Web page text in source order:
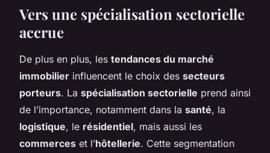
Vers une spécialisation sectorielle
accrue
De plus en plus, les tendances du marché
immobilier influencent le choix des secteurs
porteurs. La spécialisation sectorielle prend ainsi
de l’importance, notamment dans la santé, la
logistique, le résidentiel, mais aussi les
commerces et l’hôtellerie. Cette segmentation